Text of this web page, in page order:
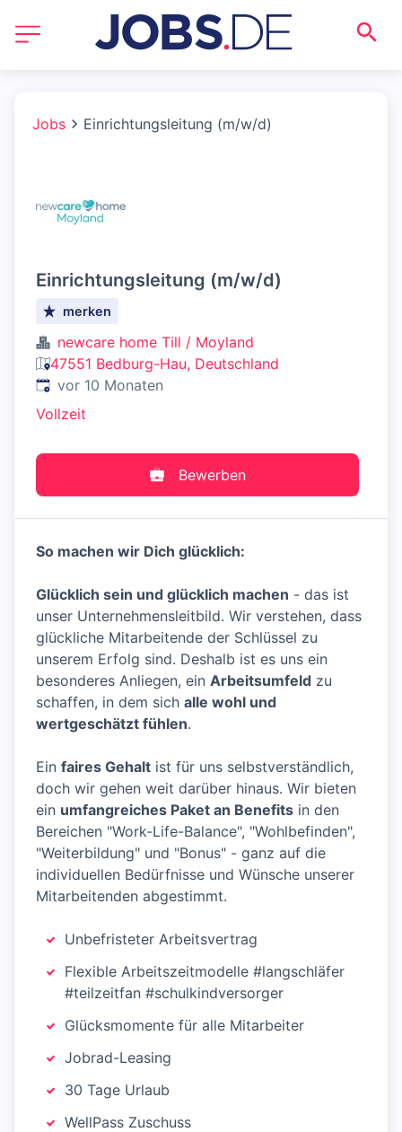
Jobs Einrichtungsleitung (m/w/d)
Einrichtungsleitung (m/w/d)
merken
newcare home Till / Moyland
47551 Bedburg-Hau, Deutschland
Veröffentlicht:
vor 10 Monaten
Vollzeit
Bewerben
So machen wir Dich glücklich:
Glücklich sein und glücklich machen - das ist
unser Unternehmensleitbild. Wir verstehen, dass
glückliche Mitarbeitende der Schlüssel zu
unserem Erfolg sind. Deshalb ist es uns ein
besonderes Anliegen, ein Arbeitsumfeld zu
schaffen, in dem sich alle wohl und
wertgeschätzt fühlen.
Ein faires Gehalt ist für uns selbstverständlich,
doch wir gehen weit darüber hinaus. Wir bieten
ein umfangreiches Paket an Benefits in den
Bereichen "Work-Life-Balance", "Wohlbefinden",
"Weiterbildung" und "Bonus" - ganz auf die
individuellen Bedürfnisse und Wünsche unserer
Mitarbeitenden abgestimmt.
Unbefristeter Arbeitsvertrag
Flexible Arbeitszeitmodelle #langschläfer
#teilzeitfan #schulkindversorger
Glücksmomente für alle Mitarbeiter
Jobrad-Leasing
30 Tage Urlaub
WellPass Zuschuss